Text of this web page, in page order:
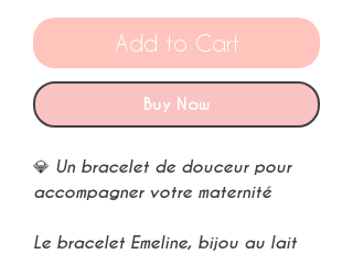
Add to Cart
Buy Now
💎 Un bracelet de douceur pour
accompagner votre maternité
Le bracelet Emeline, bijou au lait